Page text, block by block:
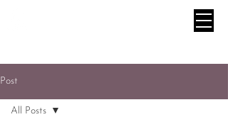
Post
All Posts